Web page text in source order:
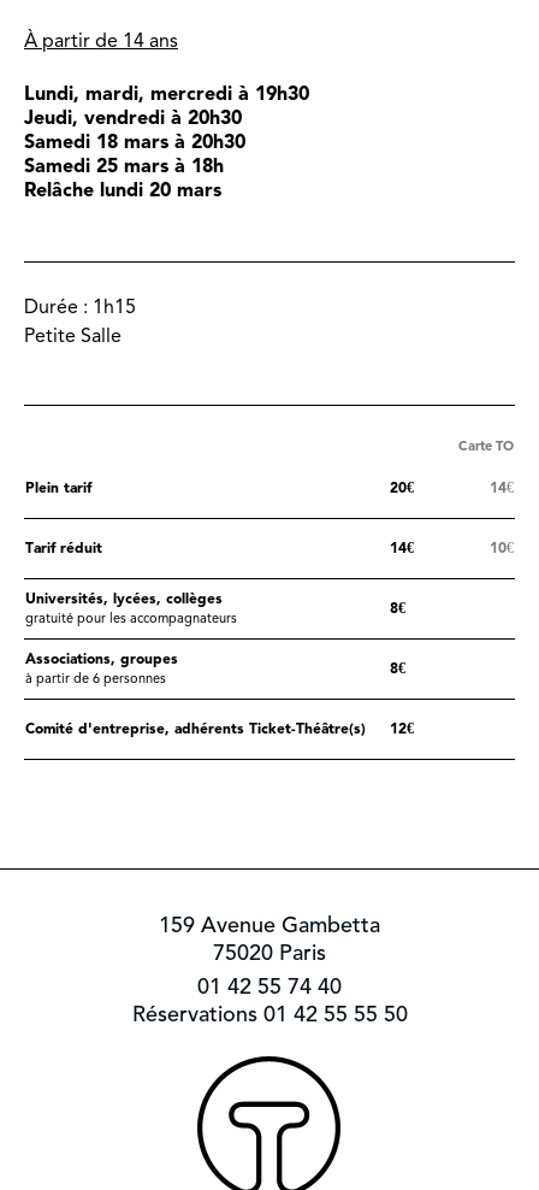
À partir de 14 ans
Lundi, mardi, mercredi à 19h30
Jeudi, vendredi à 20h30
Samedi 18 mars à 20h30
Samedi 25 mars à 18h
Relâche lundi 20 mars
Durée : 1h15
Petite Salle
Carte TO
Plein tarif 20€ 14€
Tarif réduit 14€ 10€
Universités, lycées, collèges
gratuité pour les accompagnateurs
8€
Associations, groupes
à partir de 6 personnes
8€
Comité d'entreprise, adhérents Ticket-Théâtre(s) 12€
159 Avenue Gambetta
75020 Paris
01 42 55 74 40
Réservations 01 42 55 55 50